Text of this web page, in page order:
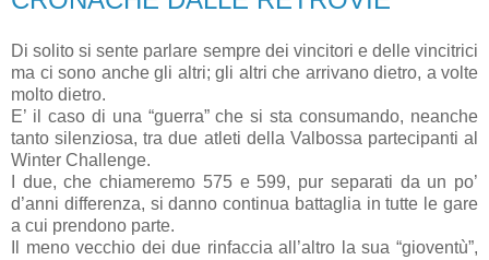
Di solito si sente parlare sempre dei vincitori e delle vincitrici
ma ci sono anche gli altri; gli altri che arrivano dietro, a volte
molto dietro.
E’ il caso di una “guerra” che si sta consumando, neanche
tanto silenziosa, tra due atleti della Valbossa partecipanti al
Winter Challenge.
I due, che chiameremo 575 e 599, pur separati da un po’
d’anni differenza, si danno continua battaglia in tutte le gare
a cui prendono parte.
Il meno vecchio dei due rinfaccia all’altro la sua “gioventù”,